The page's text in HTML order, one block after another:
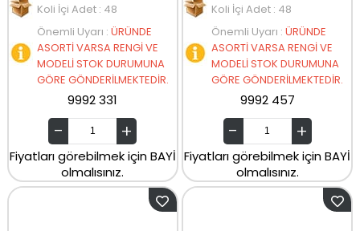
Koli İçi Adet : 48
Önemli Uyarı : ÜRÜNDE
ASORTİ VARSA RENGİ VE
MODELİ STOK DURUMUNA
GÖRE GÖNDERİLMEKTEDİR.
9992 331
Fiyatları görebilmek için BAYİ
olmalısınız.
Koli İçi Adet : 48
Önemli Uyarı : ÜRÜNDE
ASORTİ VARSA RENGİ VE
MODELİ STOK DURUMUNA
GÖRE GÖNDERİLMEKTEDİR.
9992 457
Fiyatları görebilmek için BAYİ
olmalısınız.